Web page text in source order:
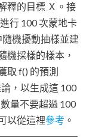
釋的目標 Ｘ。接
行 100 次蒙地卡
隨機擾動抽樣並建
機採樣的樣本，
取 f() 的預測
，以生成這 100
量不要超過 100
以從這裡參考 。